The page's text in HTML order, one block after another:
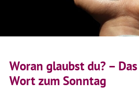
Woran glaubst du? –
Wort zum Sonntag